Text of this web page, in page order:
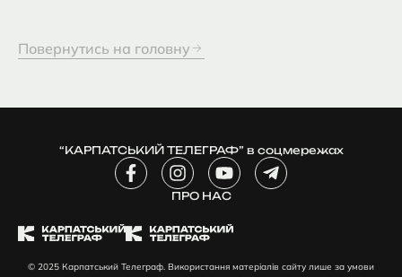
Повернутись на головну
“КАРПАТСЬКИЙ ТЕЛЕГРАФ” в соцмережах
F
a
b
o
I
n
s
a
r
Y
o
u
u
e
T
e
a
ПРО НАС
© 2025 Карпатський Телеграф. Використання матеріалів сайту лише за умови